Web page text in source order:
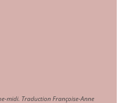
midi. Traduction Françoise-Anne